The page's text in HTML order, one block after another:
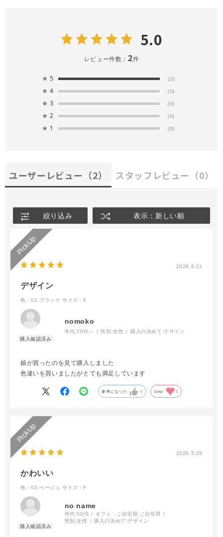
5.0
レビュー件数： 2件
★ 5 (2)
★ 4 (0)
★ 3 (0)
★ 2 (0)
★ 1 (0)
ユーザーレビュー （2） スタッフレビュー （0）
絞り込み 表示：新しい順
2026.6.21
デザイン
色：01.ブラック サイズ：F
nomoko
年代:70代～ 性別:女性 購入の決めて:デザイン
娘が買ったのを見て購入しました
色違いを買いましたがとても満足しています
参考になった 0 Like! 0
2026.5.25
かわいい
色：02.ベージュ サイズ：F
no name
年代:50代 ギフト・ご自宅用:ご自宅用
性別:女性 購入の決めて:デザイン